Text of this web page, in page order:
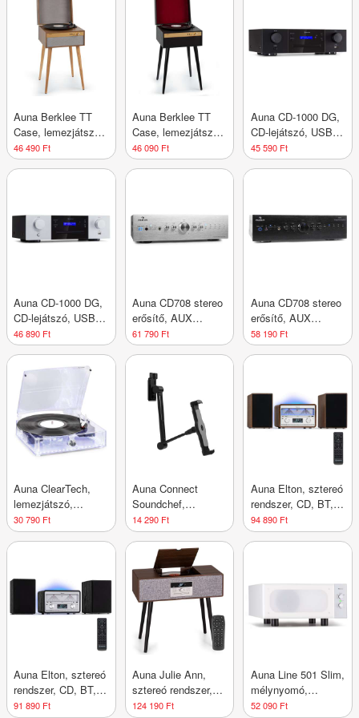
Auna Berklee TT
Case, lemezjátszó,
szíjhajtás, 33 1/3
és 45 fordulat/perc,
46 490 Ft
Auna Berklee TT
Case, lemezjátszó,
szíjhajtás, 33 1/3
és 45 fordulat/perc,
46 090 Ft
Auna CD-1000 DG,
CD-lejátszó, USB,
MP3, távirányító,
LED kijelző,
45 590 Ft
Auna CD-1000 DG,
CD-lejátszó, USB,
MP3, távirányító,
LED kijelző,
46 890 Ft
Auna CD708 stereo
erősítő, AUX
phono, ezüst, 600
W
61 790 Ft
Auna CD708 stereo
erősítő, AUX
phono, fekete, 600
W
58 190 Ft
Auna ClearTech,
lemezjátszó,
33/45/78 rpm,
Bluetooth, sztereó
30 790 Ft
Auna Connect
Soundchef,
tablettartó, 13-22
cm, alumínium, 5
csukló, fekete
14 290 Ft
Auna Elton, sztereó
rendszer, CD, BT,
MP3, DAB+, FM
rádió, VU mérő,
94 890 Ft
Auna Elton, sztereó
rendszer, CD, BT,
MP3, DAB+, FM
91 890 Ft
Auna Julie Ann,
sztereó rendszer,
CD, BT, USB,
124 190 Ft
Auna Line 501 Slim,
mélynyomó,
basszusreflex,
52 090 Ft